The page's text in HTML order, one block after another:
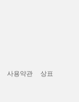
사용약관 상표